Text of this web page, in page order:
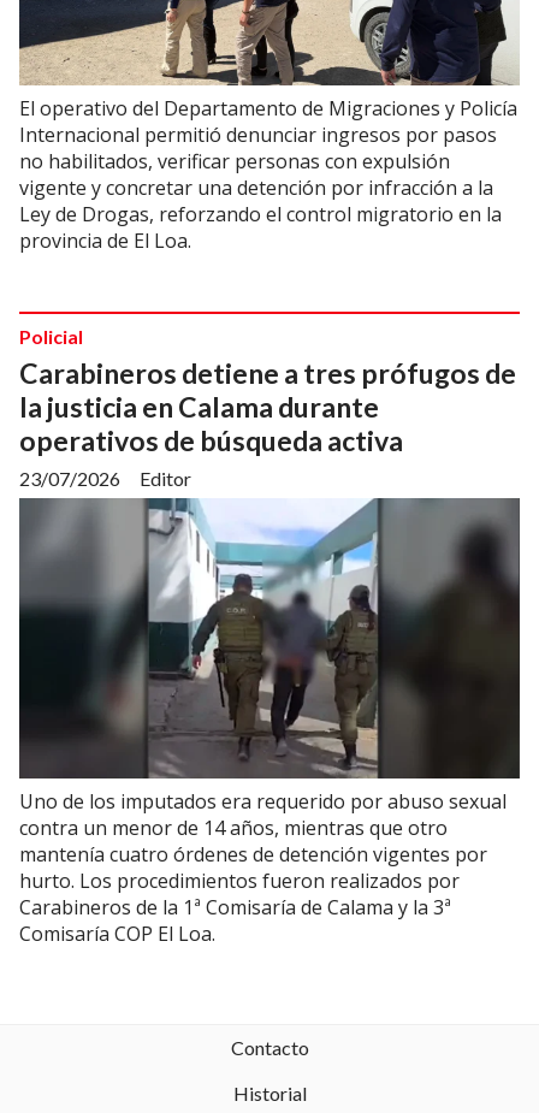
El operativo del Departamento de Migraciones y Policía
Internacional permitió denunciar ingresos por pasos
no habilitados, verificar personas con expulsión
vigente y concretar una detención por infracción a la
Ley de Drogas, reforzando el control migratorio en la
provincia de El Loa.
Carabineros detiene a tres prófugos de
la justicia en Calama durante
operativos de búsqueda activa
Editor
Policial
23/07/2026
Uno de los imputados era requerido por abuso sexual
contra un menor de 14 años, mientras que otro
mantenía cuatro órdenes de detención vigentes por
hurto. Los procedimientos fueron realizados por
Carabineros de la 1ª Comisaría de Calama y la 3ª
Comisaría COP El Loa.
Contacto
Historial